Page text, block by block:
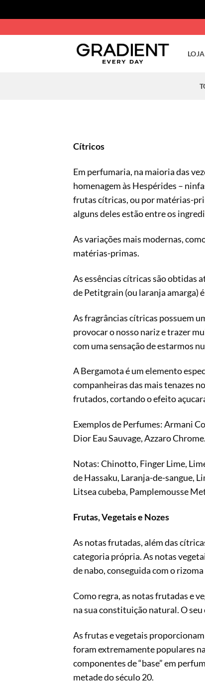
LOJA
Cítricos
Em perfumaria, na maioria das
homenagem às Hespérides –
frutas cítricas, ou por matérias-
alguns deles estão entre os
As variações mais modernas,
matérias-primas.
As essências cítricas são obtidas
de Petitgrain (ou laranja amarga)
As fragrâncias cítricas possuem
provocar o nosso nariz e trazer
com uma sensação de estarmos
A Bergamota é um elemento
companheiras das mais tenazes
frutados, cortando o efeito
Exemplos de Perfumes: Armani
Dior Eau Sauvage, Azzaro Chrome.
Notas: Chinotto, Finger Lime,
de Hassaku, Laranja-de-sangue,
Litsea cubeba, Pamplemousse
Frutas, Vegetais e Nozes
As notas frutadas, além das
categoria própria. As notas
de nabo, conseguida com o
Como regra, as notas frutadas e
na sua constituição natural. O
As frutas e vegetais
foram extremamente populares
componentes de “base” em
metade do século 20.